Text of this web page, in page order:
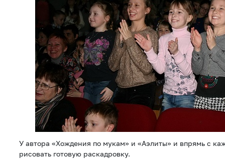
У автора «Хождения по мукам» и «Аэлиты» и впрямь с
рисовать готовую раскадровку.